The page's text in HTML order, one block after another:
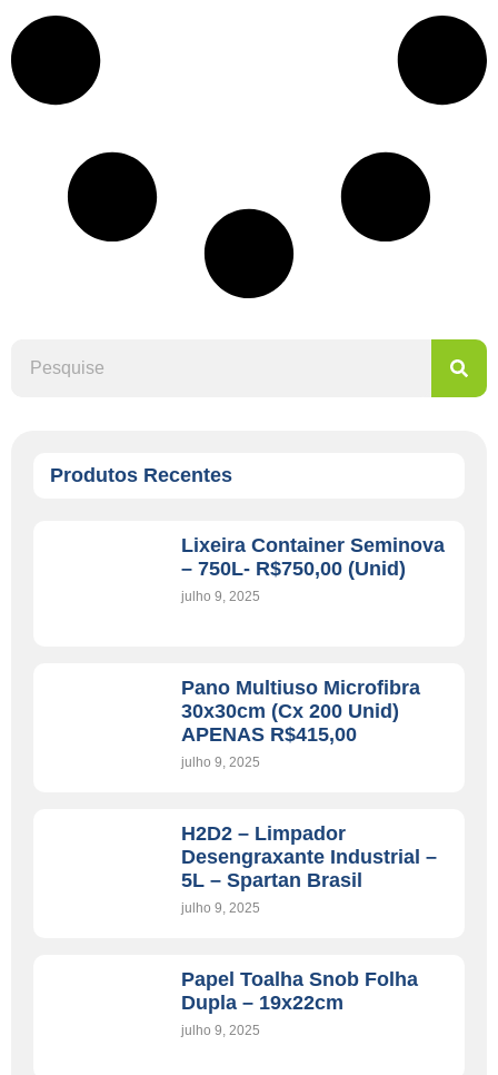
Produtos Recentes
Lixeira Container Seminova
– 750L- R$750,00 (unid)
julho 9, 2025
Pano Multiuso Microfibra
30x30cm (cx 200 Unid)
APENAS R$415,00
julho 9, 2025
H2D2 – Limpador
Desengraxante Industrial –
5L – Spartan Brasil
julho 9, 2025
Papel Toalha Snob Folha
Dupla – 19x22cm
julho 9, 2025